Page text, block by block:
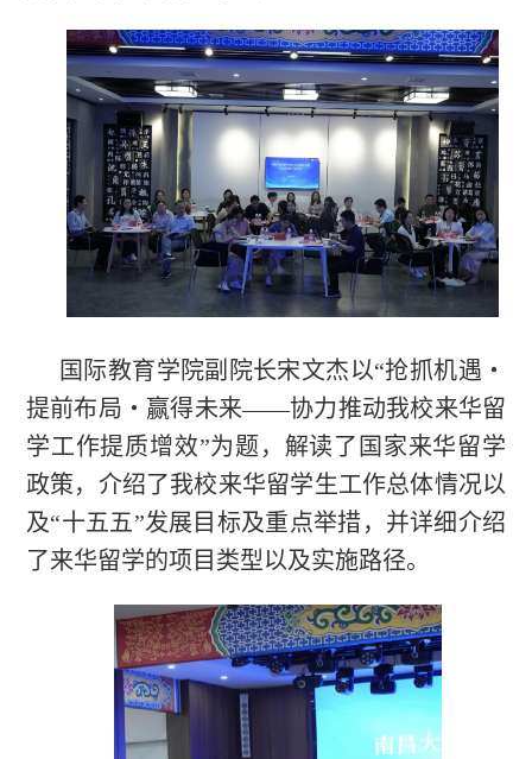
国际教育学院副院长宋文杰以“抢抓机遇・
提前布局・赢得未来——协力推动我校来华留
学工作提质增效”为题，解读了国家来华留学
政策，介绍了我校来华留学生工作总体情况以
及“十五五”发展目标及重点举措，并详细介绍
了来华留学的项目类型以及实施路径。